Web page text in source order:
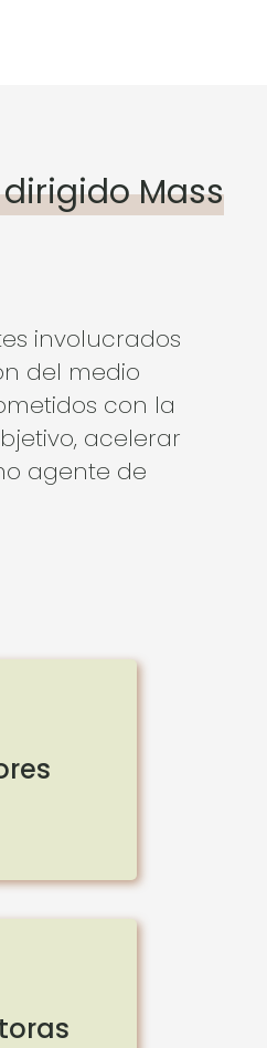
Mass
involucrados
del medio
con la
acelerar
agente de